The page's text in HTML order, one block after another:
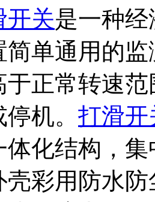
开关是一种
简单通用的
于正常转速
机。 打滑开
体化结构，
壳彩用防水